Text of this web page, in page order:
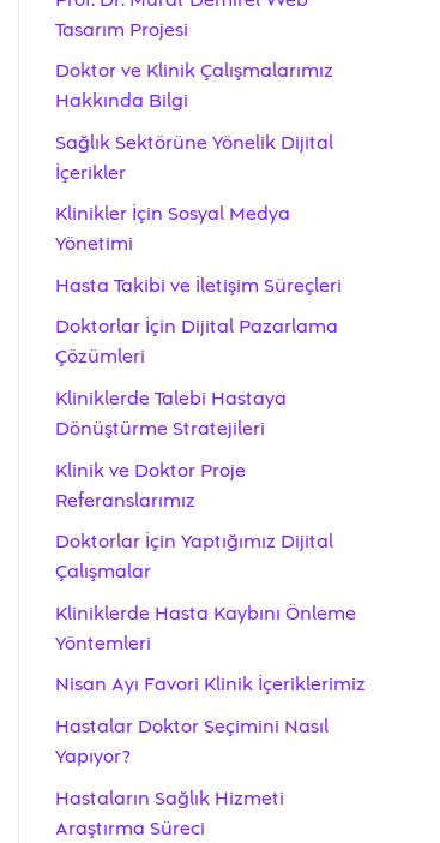
Tasarım Projesi
Doktor ve Klinik Çalışmalarımız
Hakkında Bilgi
Sağlık Sektörüne Yönelik Dijital
İçerikler
Klinikler İçin Sosyal Medya
Yönetimi
Hasta Takibi ve İletişim Süreçleri
Doktorlar İçin Dijital Pazarlama
Çözümleri
Kliniklerde Talebi Hastaya
Dönüştürme Stratejileri
Klinik ve Doktor Proje
Referanslarımız
Doktorlar İçin Yaptığımız Dijital
Çalışmalar
Kliniklerde Hasta Kaybını Önleme
Yöntemleri
Nisan Ayı Favori Klinik İçeriklerimiz
Hastalar Doktor Seçimini Nasıl
Yapıyor?
Hastaların Sağlık Hizmeti
Araştırma Süreci